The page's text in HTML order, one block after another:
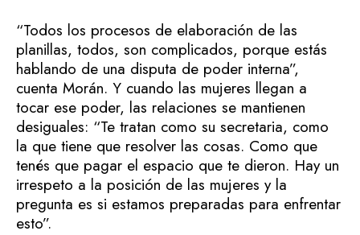
“Todos los procesos de elaboración de las
planillas, todos, son complicados, porque estás
hablando de una disputa de poder interna”,
cuenta Morán. Y cuando las mujeres llegan a
tocar ese poder, las relaciones se mantienen
desiguales: “Te tratan como su secretaria, como
la que tiene que resolver las cosas. Como que
tenés que pagar el espacio que te dieron. Hay un
irrespeto a la posición de las mujeres y la
pregunta es si estamos preparadas para enfrentar
esto”.